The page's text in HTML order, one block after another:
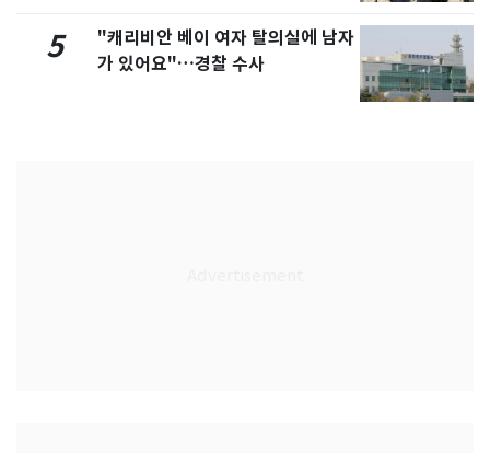
5
"캐리비안 베이 여자 탈의실에 남자
가 있어요"…경찰 수사